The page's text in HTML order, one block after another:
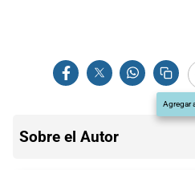
Agregar
Sobre el Autor